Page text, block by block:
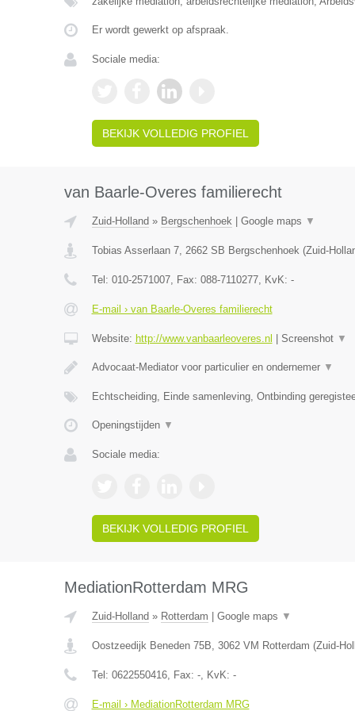
Er wordt gewerkt op afspraak.
Sociale media:
BEKIJK VOLLEDIG PROFIEL
van Baarle-Overes familierecht
Zuid-Holland » Bergschenhoek| Google maps ▼
Tobias Asserlaan 7, 2662 SB Bergschenhoek(Zuid-
Tel: 010-2571007, Fax: 088-7110277, KvK: -
E-mail › van Baarle-Overes familierecht
Website: http://www.vanbaarleoveres.nl Screenshot ▼
Advocaat-Mediator voor particulier en ondernemer ▼
Echtscheiding, Einde samenleving, Ontbinding
Openingstijden ▼
Sociale media:
BEKIJK VOLLEDIG PROFIEL
MediationRotterdam MRG
Zuid-Holland » Rotterdam Google maps ▼
Oostzeedijk Beneden 75B, 3062 VM Rotterdam (Zuid-
Tel: 0622550416, Fax: -, KvK: -
E-mail › MediationRotterdam MRG